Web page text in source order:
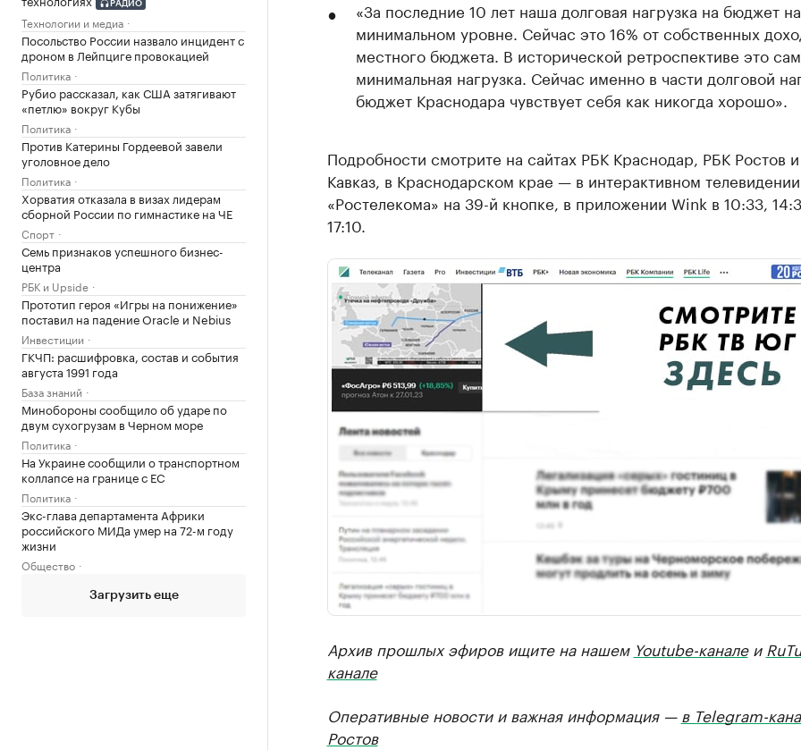
РАДИО
Технологии и медиа
Посольство России назвало инцидент с
дроном в Лейпциге провокацией
Политика
Рубио рассказал, как США затягивают
«петлю» вокруг Кубы
Политика
Против Катерины Гордеевой завели
уголовное дело
Политика
Хорватия отказала в визах лидерам
сборной России по гимнастике на ЧЕ
Спорт
Семь признаков успешного бизнес-
центра
РБК и Upside
Прототип героя «Игры на понижение»
поставил на падение Oracle и Nebius
Инвестиции
ГКЧП: расшифровка, состав и события
августа 1991 года
База знаний
Минобороны сообщило об ударе по
двум сухогрузам в Черном море
Политика
На Украине сообщили о транспортном
коллапсе на границе с ЕС
Политика
Экс-глава департамента Африки
российского МИДа умер на 72-м году
жизни
Общество
Загрузить еще
«За последние 10 лет наша долговая нагрузка на бюджет на
минимальном уровне. Сейчас это 16% от собственных
местного бюджета. В исторической ретроспективе это
минимальная нагрузка. Сейчас именно в части долговой
бюджет Краснодара чувствует себя как никогда хорошо».
Подробности смотрите на сайтах РБК Краснодар, РБК Ростов
Кавказ, в Краснодарском крае — в интерактивном телевидении
«Ростелекома» на 39-й кнопке, в приложении Wink в 10:33,
17:10.
Архив прошлых эфиров ищите на нашем Youtube-каналеи
канале
Оперативные новости и важная информация —в Telegram-
Ростов